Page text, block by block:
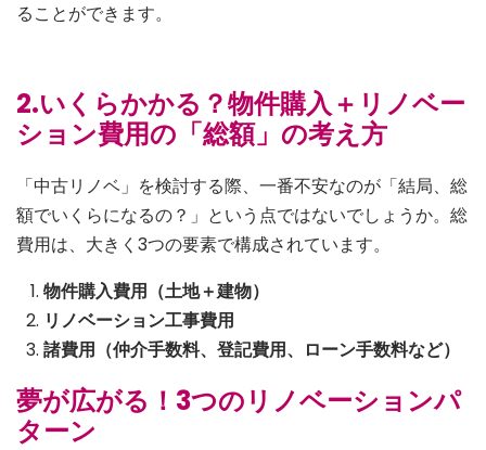
ることができます。
2.いくらかかる？物件購入＋リノベー
ション費用の「総額」の考え方
「中古リノベ」を検討する際、一番不安なのが「結局、総
額でいくらになるの？」という点ではないでしょうか。総
費用は、大きく3つの要素で構成されています。
物件購入費用（土地＋建物）
リノベーション工事費用
諸費用（仲介手数料、登記費用、ローン手数料など）
夢が広がる！3つのリノベーションパ
ターン